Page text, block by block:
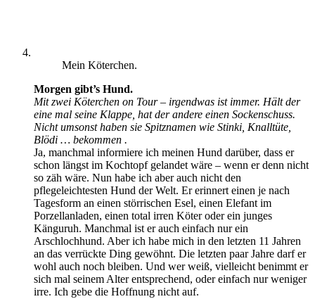
Mein Köterchen.
Morgen gibt’s Hund.
Mit zwei Köterchen on Tour – irgendwas ist immer. Hält der
eine mal seine Klappe, hat der andere einen Sockenschuss.
Nicht umsonst haben sie Spitznamen wie Stinki, Knalltüte,
Blödi … bekommen .
Ja, manchmal informiere ich meinen Hund darüber, dass er
schon längst im Kochtopf gelandet wäre – wenn er denn nicht
so zäh wäre. Nun habe ich aber auch nicht den
pflegeleichtesten Hund der Welt. Er erinnert einen je nach
Tagesform an einen störrischen Esel, einen Elefant im
Porzellanladen, einen total irren Köter oder ein junges
Känguruh. Manchmal ist er auch einfach nur ein
Arschlochhund. Aber ich habe mich in den letzten 11 Jahren
an das verrückte Ding gewöhnt. Die letzten paar Jahre darf er
wohl auch noch bleiben. Und wer weiß, vielleicht benimmt er
sich mal seinem Alter entsprechend, oder einfach nur weniger
irre. Ich gebe die Hoffnung nicht auf.